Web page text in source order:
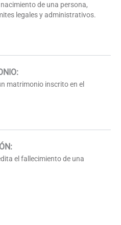
de una persona,
legales y administrativos.
matrimonio inscrito en el
:
el fallecimiento de una